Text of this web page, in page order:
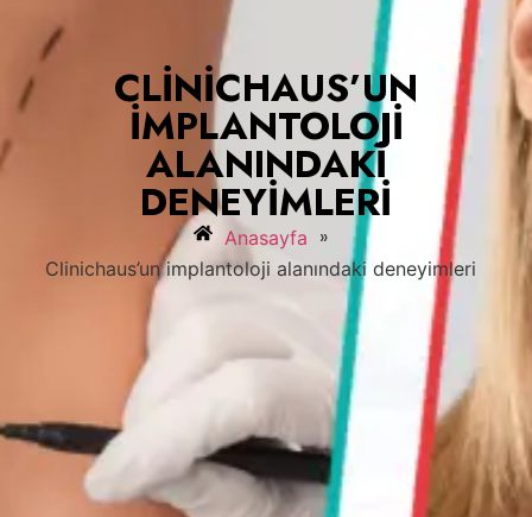
CLINICHAUS’UN
IMPLANTOLOJI
ALANINDAKI
DENEYIMLERI
Anasayfa »
Clinichaus’un implantoloji alanındaki deneyimleri